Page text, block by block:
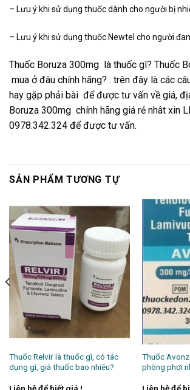
– Lưu ý khi sử dụng thuốc dành cho người bị
– Lưu ý khi sử dụng thuốc Newtel cho người
Thuốc Boruza 300mg là thuốc gì? Thuốc
mua ở đâu chính hãng? : trên đây là các
hay gặp phải bài để được tư vấn về giá,
Boruza 300mg chính hãng giá rẻ nhât xin
0978.342.324 để được tư vấn.
SẢN PHẨM TƯƠNG TỰ
Thuốc Relvir là thuốc gì, có tác
dụng gì, giá thuốc bao nhiêu?
Thuốc
phòng phơi